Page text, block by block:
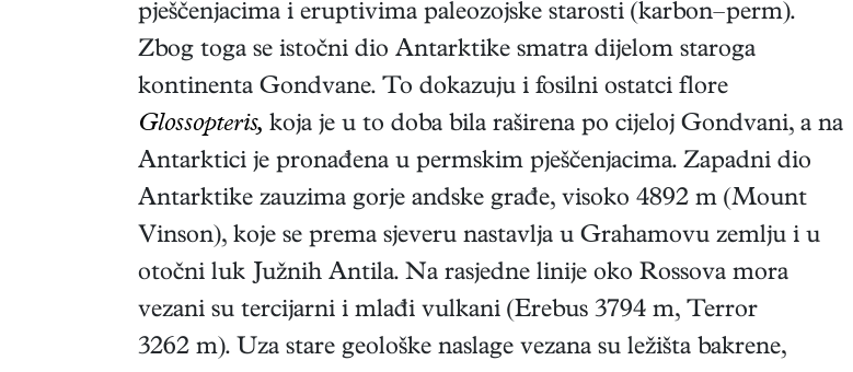
pješčenjacima i eruptivima paleozojske starosti (karbon–perm).
Zbog toga se istočni dio Antarktike smatra dijelom staroga
kontinenta Gondvane. To dokazuju i fosilni ostatci flore
Glossopteris, koja je u to doba bila raširena po cijeloj Gondvani, a na
Antarktici je pronađena u permskim pješčenjacima. Zapadni dio
Antarktike zauzima gorje andske građe, visoko 4892 m (Mount
Vinson), koje se prema sjeveru nastavlja u Grahamovu zemlju i u
otočni luk Južnih Antila. Na rasjedne linije oko Rossova mora
vezani su tercijarni i mlađi vulkani (Erebus 3794 m, Terror
3262 m). Uza stare geološke naslage vezana su ležišta bakrene,